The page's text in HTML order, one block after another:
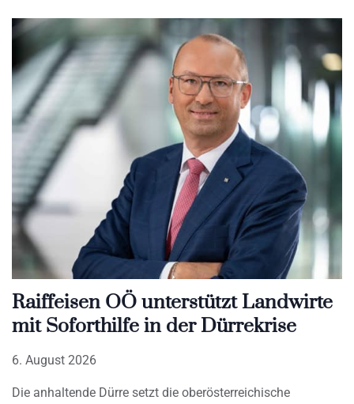
Raiffeisen OÖ unterstützt Landwirte
mit Soforthilfe in der Dürrekrise
6. August 2026
Die anhaltende Dürre setzt die oberösterreichische